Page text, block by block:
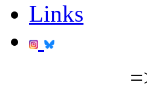
Links